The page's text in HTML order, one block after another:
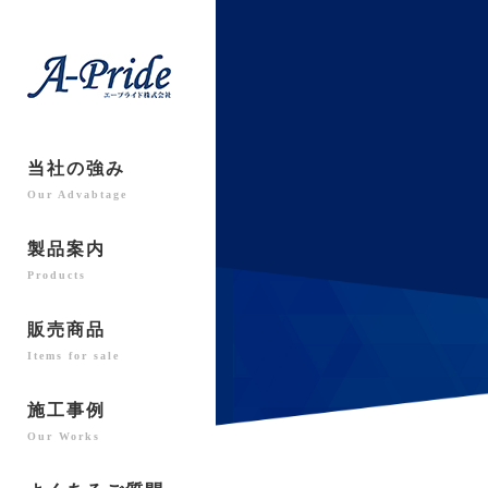
当社の強み
Our Advabtage
製品案内
Products
販売商品
Items for sale
施工事例
Our Works